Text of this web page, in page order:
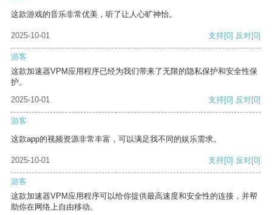
这款游戏的音乐非常优美，听了让人心旷神怡。
2025-10-01 支持[0] 反对[0]
游客
这款加速器VPM应用程序已经为我们带来了无限的隐私保护和安全性保
护。
2025-10-01
支持[0] 反对[0]
游客
这款app的视频资源非常丰富，可以满足我不同的娱乐需求。
2025-10-01 支持[0] 反对[0]
游客
这款加速器VPM应用程序可以给你提供最高速度和安全性的连接，并帮
助你在网络上自由移动。